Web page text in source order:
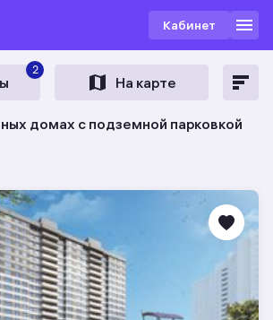
Кабинет
2
На карте
домах с подземной парковкой